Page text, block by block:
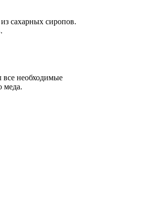
сахарных сиропов.
все необходимые
меда.